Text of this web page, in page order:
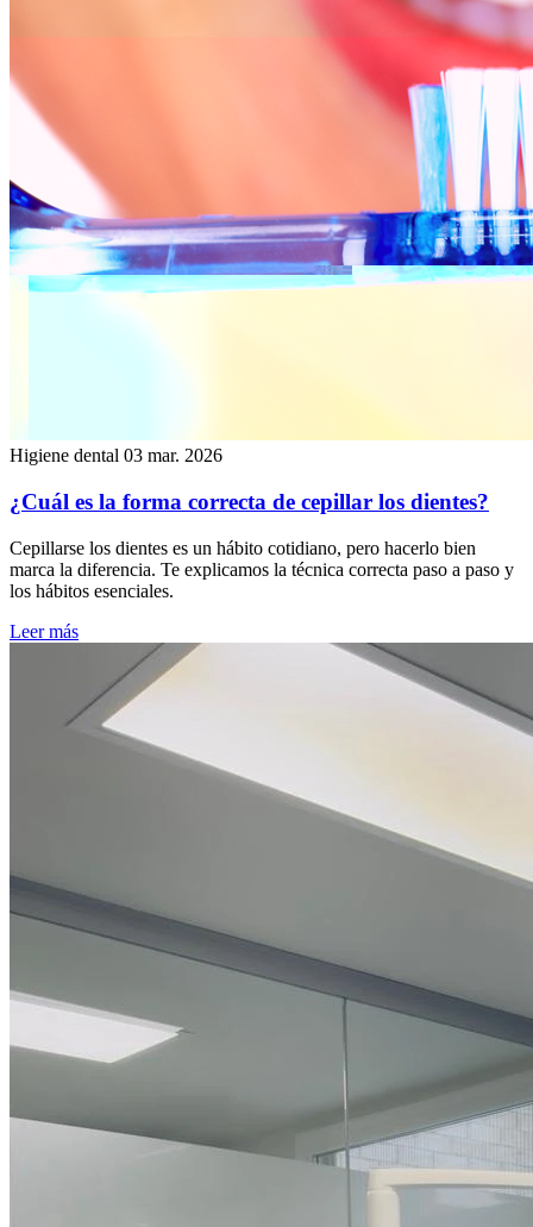
Higiene dental 03 mar. 2026
¿Cuál es la forma correcta de cepillar los dientes?
Cepillarse los dientes es un hábito cotidiano, pero hacerlo bien
marca la diferencia. Te explicamos la técnica correcta paso a paso y
los hábitos esenciales.
Leer más